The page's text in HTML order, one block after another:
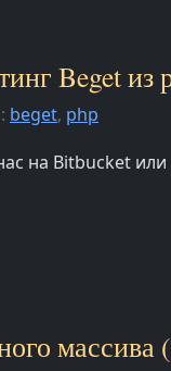
Beget из
beget, php
на Bitbucket
массива